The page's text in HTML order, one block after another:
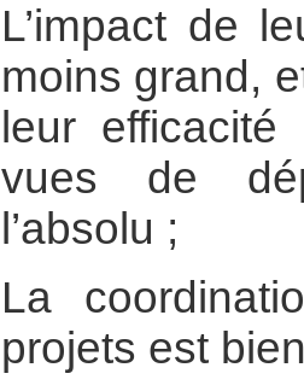
L’impact de
moins grand,
leur
vues de
l’absolu ;
La
projets est